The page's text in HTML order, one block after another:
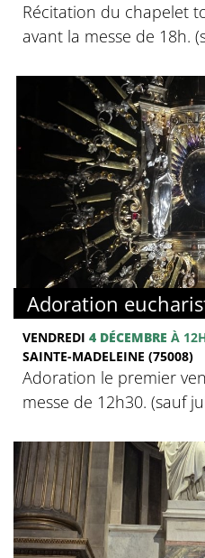
Récitation du chapelet
avant la messe de 18h.
Adoration
VENDREDI 4 DÉCEMBRE À
SAINTE-MADELEINE (75008)
Adoration le premier
messe de 12h30. (sauf